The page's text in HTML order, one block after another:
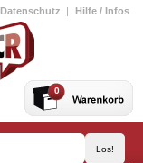
Datenschutz | Hilfe / Infos
0